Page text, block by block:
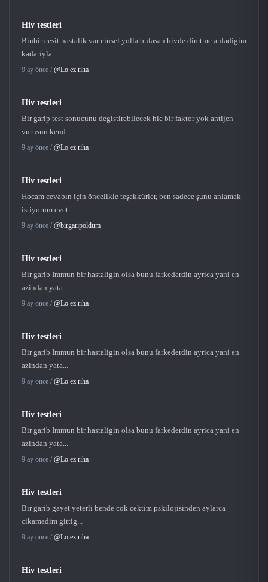
Hiv testleri
Binbir cesit hastalik var cinsel yolla bulasan hivde diretme anladigim
kadariyla...
9 ay önce / @Lo ez riha
Hiv testleri
Bir garip test sonucunu degistirebilecek hic bir faktor yok antijen
vurusun kend...
9 ay önce / @Lo ez riha
Hiv testleri
Hocam cevabın için öncelikle teşekkürler, ben sadece şunu anlamak
istiyorum evet...
9 ay önce / @birgaripoldum
Hiv testleri
Bir garib Immun bir hastaligin olsa bunu farkederdin ayrica yani en
azindan yata...
9 ay önce / @Lo ez riha
Hiv testleri
Bir garib Immun bir hastaligin olsa bunu farkederdin ayrica yani en
azindan yata...
9 ay önce / @Lo ez riha
Hiv testleri
Bir garib Immun bir hastaligin olsa bunu farkederdin ayrica yani en
azindan yata...
9 ay önce / @Lo ez riha
Hiv testleri
Bir garib gayet yeterli bende cok cektim pskilojisinden aylarca
cikamadim gittig...
9 ay önce / @Lo ez riha
Hiv testleri